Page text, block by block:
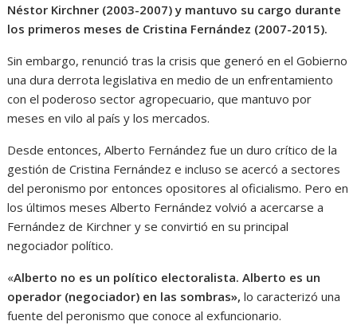
Néstor Kirchner (2003-2007) y mantuvo su cargo durante
los primeros meses de Cristina Fernández (2007-2015).
Sin embargo, renunció tras la crisis que generó en el Gobierno
una dura derrota legislativa en medio de un enfrentamiento
con el poderoso sector agropecuario, que mantuvo por
meses en vilo al país y los mercados.
Desde entonces, Alberto Fernández fue un duro crítico de la
gestión de Cristina Fernández e incluso se acercó a sectores
del peronismo por entonces opositores al oficialismo. Pero en
los últimos meses Alberto Fernández volvió a acercarse a
Fernández de Kirchner y se convirtió en su principal
negociador político.
«Alberto no es un político electoralista. Alberto es un
operador (negociador) en las sombras», lo caracterizó una
fuente del peronismo que conoce al exfuncionario.